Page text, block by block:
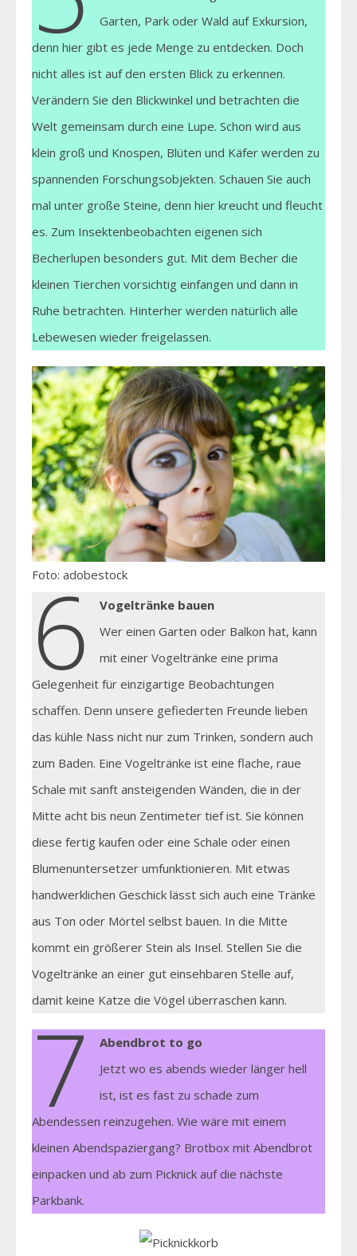
Garten, Park oder Wald auf Exkursion,
denn hier gibt es jede Menge zu entdecken. Doch
nicht alles ist auf den ersten Blick zu erkennen.
Verändern Sie den Blickwinkel und betrachten die
Welt gemeinsam durch eine Lupe. Schon wird aus
klein groß und Knospen, Blüten und Käfer werden zu
spannenden Forschungsobjekten. Schauen Sie auch
mal unter große Steine, denn hier kreucht und fleucht
es. Zum Insektenbeobachten eigenen sich
Becherlupen besonders gut. Mit dem Becher die
kleinen Tierchen vorsichtig einfangen und dann in
Ruhe betrachten. Hinterher werden natürlich alle
Lebewesen wieder freigelassen.
Foto: adobestock
6
Vogeltränke bauen
Wer einen Garten oder Balkon hat, kann
mit einer Vogeltränke eine prima
Gelegenheit für einzigartige Beobachtungen
schaffen. Denn unsere gefiederten Freunde lieben
das kühle Nass nicht nur zum Trinken, sondern auch
zum Baden. Eine Vogeltränke ist eine flache, raue
Schale mit sanft ansteigenden Wänden, die in der
Mitte acht bis neun Zentimeter tief ist. Sie können
diese fertig kaufen oder eine Schale oder einen
Blumenuntersetzer umfunktionieren. Mit etwas
handwerklichen Geschick lässt sich auch eine Tränke
aus Ton oder Mörtel selbst bauen. In die Mitte
kommt ein größerer Stein als Insel. Stellen Sie die
Vogeltränke an einer gut einsehbaren Stelle auf,
damit keine Katze die Vögel überraschen kann.
7
Abendbrot to go
Jetzt wo es abends wieder länger hell
ist, ist es fast zu schade zum
Abendessen reinzugehen. Wie wäre mit einem
kleinen Abendspaziergang? Brotbox mit Abendbrot
einpacken und ab zum Picknick auf die nächste
Parkbank.